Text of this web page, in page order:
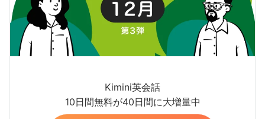
Kimini英会話
10日間無料が40日間に大増量中